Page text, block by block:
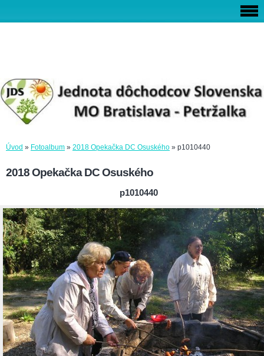
Úvod » Fotoalbum » 2018 Opekačka DC Osuského » p1010440
2018 Opekačka DC Osuského
p1010440